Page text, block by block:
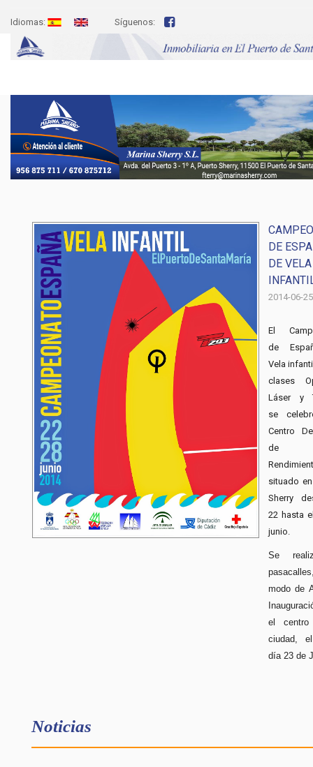
Idiomas: Síguenos:
DE
DE VELA
2014-06-25
El
de
Vela
clases
Láser y
se
Centro
de
situado
Sherry
22 hasta
junio.
Se
modo de
el
ciudad,
día 23 de
Noticias